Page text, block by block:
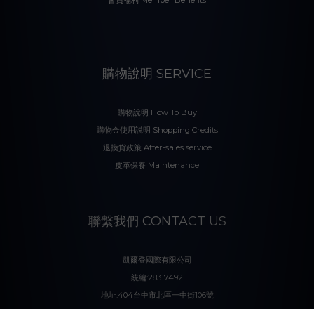
購物說明 SERVICE
購物說明 How To Buy
購物金使用説明 Shopping Credits
退換貨政策 After-sales service
皮革保養 Maintenance
聯繫我們 CONTACT US
凱爾登國際有限公司
統編:28317492
地址:404台中市北區一中街106號